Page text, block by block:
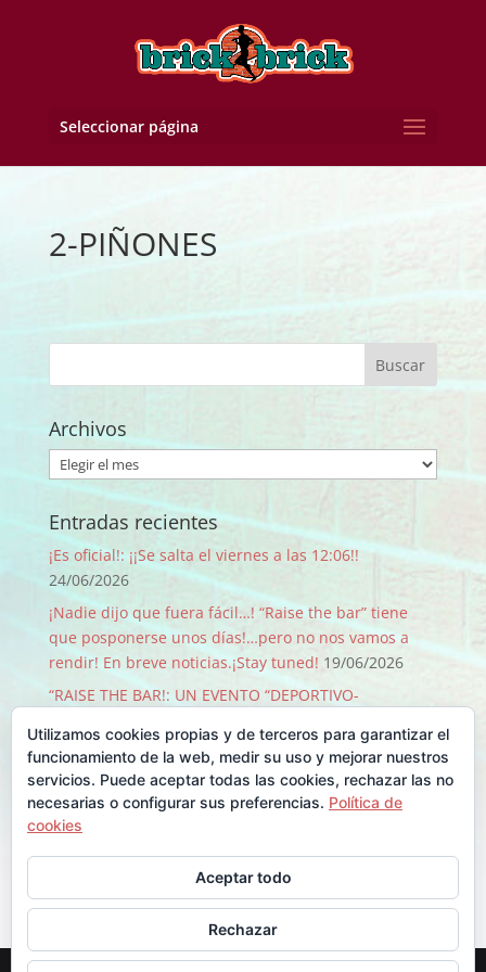
Seleccionar página
2-PIÑONES
Archivos
Archivos
Entradas recientes
¡Es oficial!: ¡¡Se salta el viernes a las 12:06!!
24/06/2026
¡Nadie dijo que fuera fácil…! “Raise the bar” tiene
que posponerse unos días!…pero no nos vamos a
rendir! En breve noticias.¡Stay tuned! 19/06/2026
“RAISE THE BAR!: UN EVENTO “DEPORTIVO-
AÑOS! 09/06/2026
¡GRACIAS, GRACIAS …Y GRACIAS! 29/08/2025
Llegó Junio y con él la Backyard!! 30/06/2025
Comentarios recientes
Utilizamos cookies propias y de terceros para garantizar el
funcionamiento de la web, medir su uso y mejorar nuestros
servicios. Puede aceptar todas las cookies, rechazar las no
necesarias o configurar sus preferencias. Política de
cookies
Aceptar todo
Rechazar